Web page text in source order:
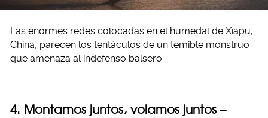
Las enormes redes colocadas en el humedal de Xiapu,
China, parecen los tentáculos de un temible monstruo
que amenaza al indefenso balsero.
4. Montamos juntos, volamos juntos –